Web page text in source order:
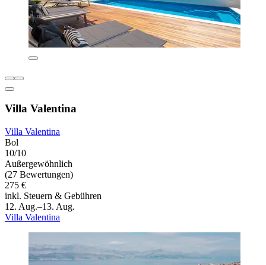
Villa Valentina
Villa Valentina
Bol
10/10
Außergewöhnlich
(27 Bewertungen)
275 €
inkl. Steuern & Gebühren
12. Aug.–13. Aug.
Villa Valentina